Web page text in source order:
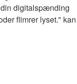
digitalspænding
flimrer lyset." kan